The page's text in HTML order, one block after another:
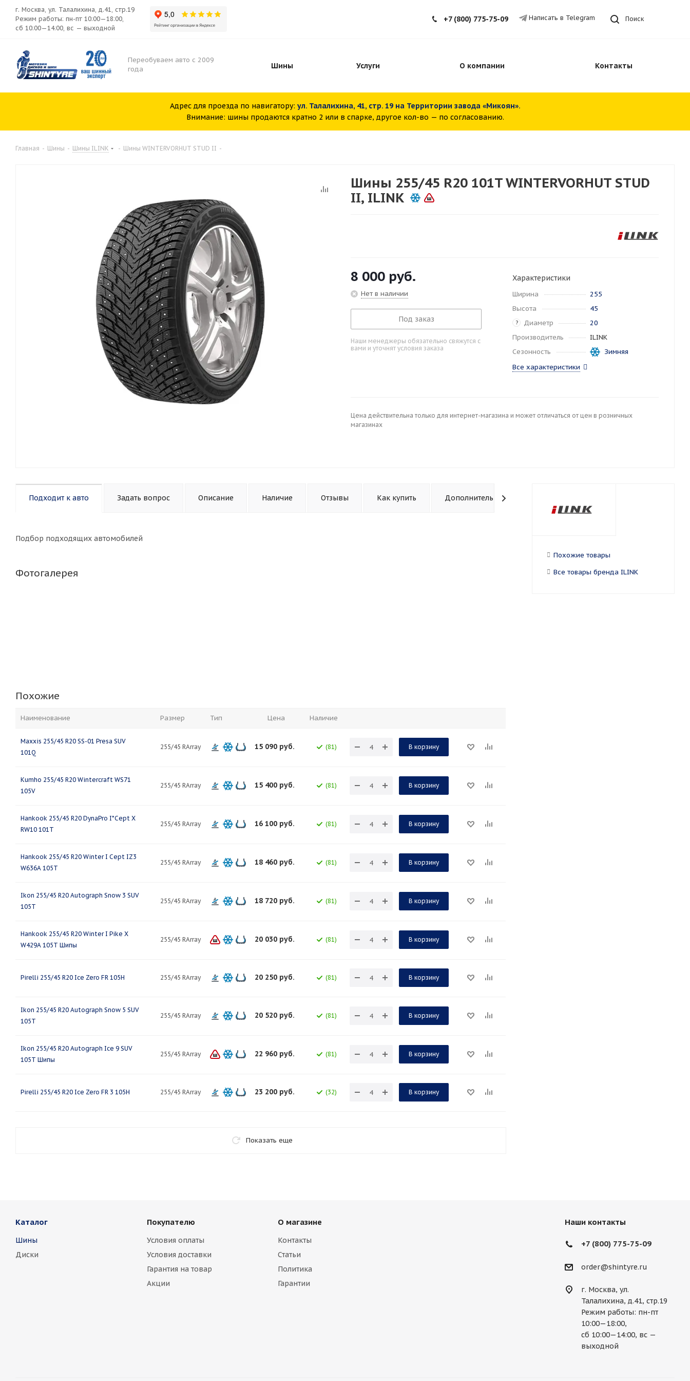
г. Москва, ул. Талалихина, д.41, стр.19
Режим работы: пн-пт 10:00—18:00,
сб 10:00—14:00, вс — выходной
Поиск
+7 (800) 775-75-09 Написать в Telegram
Переобуваем авто с 2009
года
Шины Услуги О компании Контакты
Адрес для проезда по навигатору: ул. Талалихина, 41, стр. 19 на Территории завода «Микоян».
Внимание: шины продаются кратно 2 или в спарке, другое кол-во — по согласованию.
Главная - Шины - Шины ILINK - Шины WINTERVORHUT STUD II -
Шины 255/45 R20 101T WINTERVORHUT STUD
II, ILINK
8 000 руб.
Нет в наличии
Под заказ
Наши менеджеры обязательно свяжутся с
вами и уточнят условия заказа
Характеристики
Ширина
255
Высота
45
? Диаметр
20
Производитель
ILINK
Сезонность
Зимняя
Все характеристики
Цена действительна только для интернет-магазина и может отличаться от цен в розничных
магазинах
Подходит к авто Задать вопрос Описание Наличие Отзывы Как купить Дополнительно
Подбор подходящих автомобилей
Фотогалерея
Похожие
Наименование Размер Тип Цена Наличие
Maxxis 255/45 R20 SS-01 Presa SUV
101Q
255/45 RArray 15 090 руб. (81) В корзину
Kumho 255/45 R20 Wintercraft WS71
105V
255/45 RArray 15 400 руб. (81) В корзину
Hankook 255/45 R20 DynaPro I*Cept X
RW10 101T
255/45 RArray 16 100 руб. (81) В корзину
Hankook 255/45 R20 Winter I Cept IZ3
W636A 105T
255/45 RArray 18 460 руб. (81) В корзину
Ikon 255/45 R20 Autograph Snow 3 SUV
105T
255/45 RArray 18 720 руб. (81) В корзину
Hankook 255/45 R20 Winter I Pike X
W429A 105T Шипы
255/45 RArray 20 030 руб. (81) В корзину
Pirelli 255/45 R20 Ice Zero FR 105H 255/45 RArray 20 250 руб. (81) В корзину
Ikon 255/45 R20 Autograph Snow 5 SUV
105T
255/45 RArray 20 520 руб. (81) В корзину
Ikon 255/45 R20 Autograph Ice 9 SUV
105T Шипы
255/45 RArray 22 960 руб. (81) В корзину
Pirelli 255/45 R20 Ice Zero FR 3 105H 255/45 RArray 23 200 руб. (32) В корзину
Показать еще
Похожие товары
Все товары бренда ILINK
Каталог
Шины
Диски
Покупателю
Условия оплаты
Условия доставки
Гарантия на товар
Акции
О магазине
Контакты
Статьи
Политика
Гарантии
Наши контакты
+7 (800) 775-75-09
order@shintyre.ru
г. Москва, ул.
Талалихина, д.41, стр.19
Режим работы: пн-пт
10:00—18:00,
сб 10:00—14:00, вс —
выходной